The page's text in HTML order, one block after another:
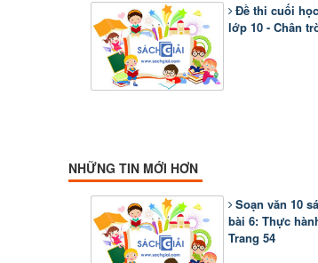
Đề thi cuối
lớp 10 - Chân
NHỮNG TIN MỚI HƠN
Soạn văn 10
bài 6: Thực
Trang 54